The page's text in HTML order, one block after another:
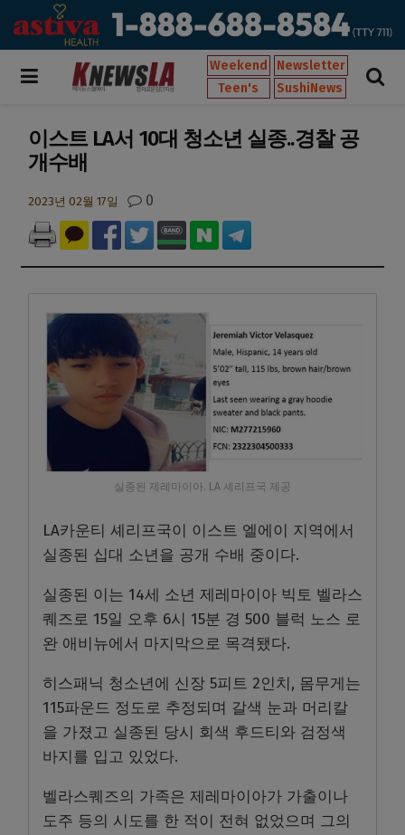
Weekend
Newsletter
Teen's
SushiNews
이스트 LA서 10대 청소년 실종..경찰 공
개수배
2023년 02월 17일 0
실종된 제레마이아. LA 셰리프국 제공
LA카운티 셰리프국이 이스트 엘에이 지역에서
실종된 십대 소년을 공개 수배 중이다.
실종된 이는 14세 소년 제레마이아 빅토 벨라스
퀘즈로 15일 오후 6시 15분 경 500 블럭 노스 로
완 애비뉴에서 마지막으로 목격됐다.
히스패닉 청소년에 신장 5피트 2인치, 몸무게는
115파운드 정도로 추정되며 갈색 눈과 머리칼
을 가졌고 실종된 당시 회색 후드티와 검정색
바지를 입고 있었다.
벨라스퀘즈의 가족은 제레마이아가 가출이나
도주 등의 시도를 한 적이 전혀 없었으며 그의